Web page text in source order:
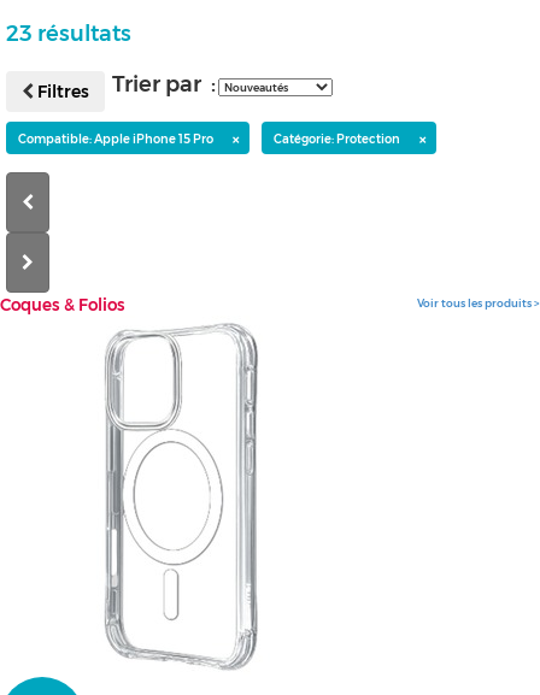
23 résultats
Filtres Trier par :
Compatible: Apple iPhone 15 Pro × Catégorie: Protection ×
Voir tous les produits >
Coques & Folios